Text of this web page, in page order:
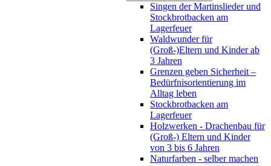
Singen der Martinslieder und
Stockbrotbacken am
Lagerfeuer
Waldwunder für
(Groß-)Eltern und Kinder ab
3 Jahren
Grenzen geben Sicherheit –
Bedürfnisorientierung im
Alltag leben
Stockbrotbacken am
Lagerfeuer
Holzwerken - Drachenbau für
(Groß-) Eltern und Kinder
von 3 bis 6 Jahren
Naturfarben - selber machen